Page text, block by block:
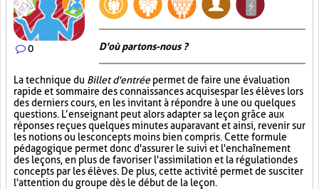
0 D'où partons-nous ?
La technique du Billet d'entréepermet de faire une évaluation
rapide et sommaire des connaissances acquises par les élèves lors
des derniers cours, en les invitant à répondre à une ou quelques
questions. L’enseignant peut alors adapter sa leçon grâce aux
réponses reçues quelques minutes auparavant et ainsi, revenir sur
les notions ou les concepts moins bien compris. Cette formule
pédagogique permet donc d'assurer le suivi et l'enchaînement
des leçons, en plus de favoriser l'assimilation et la régulation des
concepts par les élèves. De plus, cette activité permet de susciter
l'attention du groupe dès le début de la leçon.